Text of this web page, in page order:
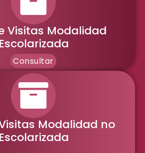
Visitas Modalidad
Escolarizada
Consultar
Modalidad no
Escolarizada